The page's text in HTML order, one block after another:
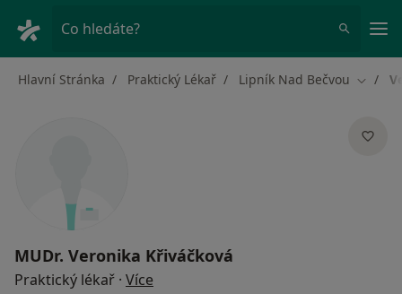
Co hledáte?
Hlavní Stránka Praktický Lékař Lipník Nad Bečvou Změna
MUDr. Veronika Křiváčková
Praktický lékař · Více